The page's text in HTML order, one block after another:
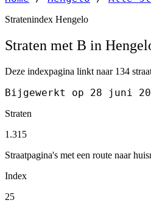
Stratenindex Hengelo
Straten met B in
Deze indexpagina linkt naar 134
Bijgewerkt op 28 juni
Straten
1.315
Straatpagina's met een route naar
Index
25